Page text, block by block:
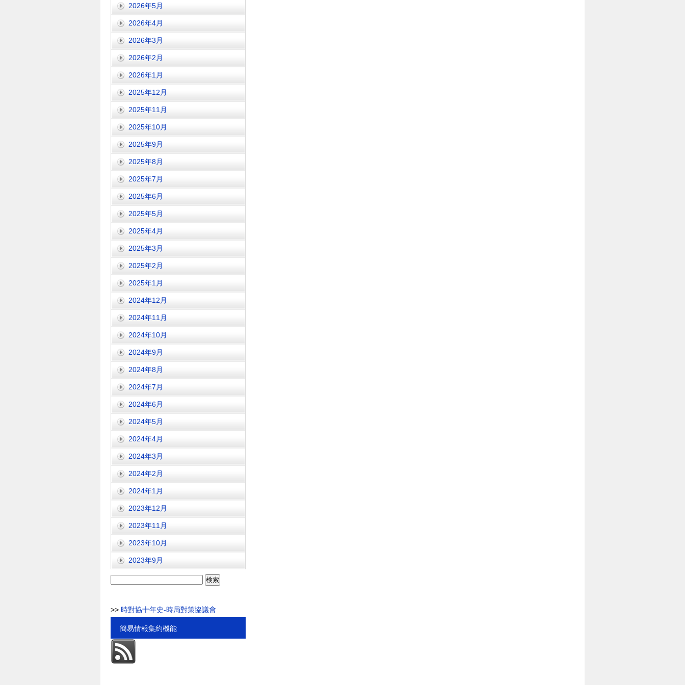
2026年5月
2026年4月
2026年3月
2026年2月
2026年1月
2025年12月
2025年11月
2025年10月
2025年9月
2025年8月
2025年7月
2025年6月
2025年5月
2025年4月
2025年3月
2025年2月
2025年1月
2024年12月
2024年11月
2024年10月
2024年9月
2024年8月
2024年7月
2024年6月
2024年5月
2024年4月
2024年3月
2024年2月
2024年1月
2023年12月
2023年11月
2023年10月
2023年9月
>> 時對協十年史-時局對策協議會
簡易情報集約機能